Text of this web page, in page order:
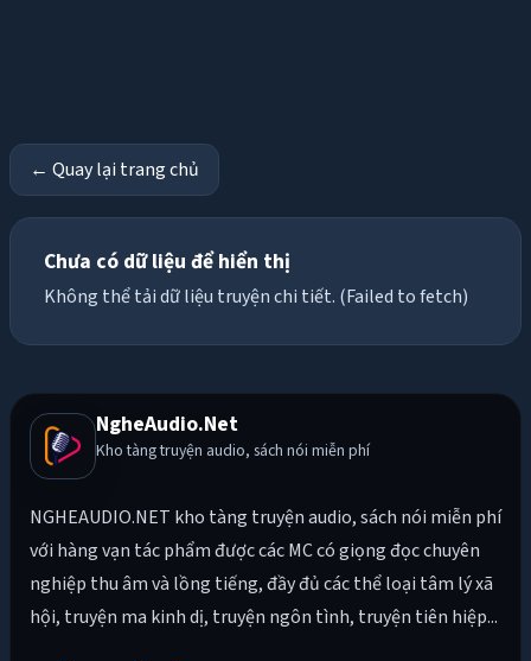
← Quay lại trang chủ
Chưa có dữ liệu để hiển thị
Không thể tải dữ liệu truyện chi tiết. (Failed to fetch)
NgheAudio.Net
Kho tàng truyện audio, sách nói miễn phí
NGHEAUDIO.NET kho tàng truyện audio, sách nói miễn phí
với hàng vạn tác phẩm được các MC có giọng đọc chuyên
nghiệp thu âm và lồng tiếng, đầy đủ các thể loại tâm lý xã
hội, truyện ma kinh dị, truyện ngôn tình, truyện tiên hiệp...